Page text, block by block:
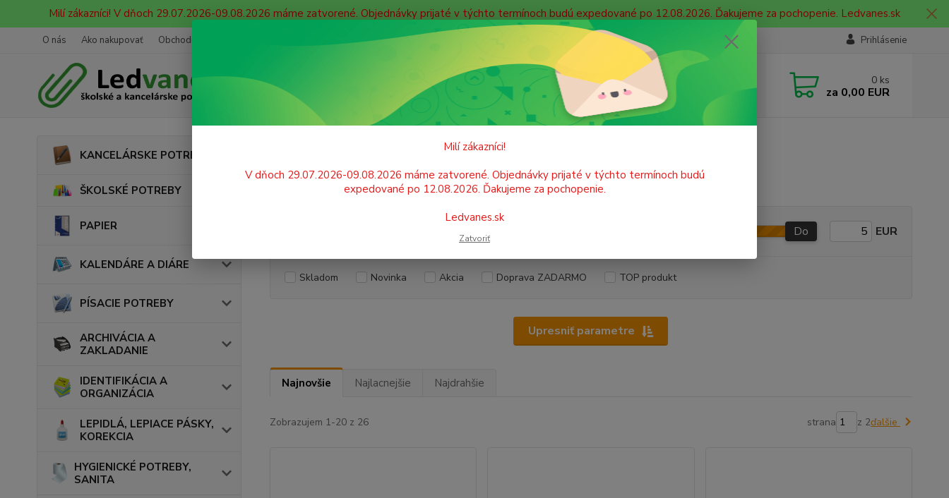
Milí zákazníci! V dňoch 29.07.2026-09.08.2026 máme zatvorené. Objednávky prijaté v týchto termínoch budú expedované po 12.08.2026. Ďakujeme za pochopenie. Ledvanes.sk
O nás Ako nakupovať Obchodné podmienky Ochrana osobných údajov Doprava Prihlásenie
Hľadať
Neviete si rady? Zavolajte.
+421 908 755 958
Po. - Pia. od 9:00 hod. - 16:00 hod.
0 ks
za 0,00 EUR
KANCELÁRSKE POTREBY
ŠKOLSKÉ POTREBY
PAPIER
KALENDÁRE A DIÁRE
PÍSACIE POTREBY
ARCHIVÁCIA A
ZAKLADANIE
IDENTIFIKÁCIA A
ORGANIZÁCIA
LEPIDLÁ, LEPIACE PÁSKY,
KOREKCIA
HYGIENICKÉ POTREBY,
SANITA
OBALOVÝ MATERIÁL, VRECIA, TAŠKY Darčekové tašky
Darčekové tašky
Upresniť parametre
Do EUR
Skladom Novinka Akcia Doprava ZADARMO TOP produkt
Najnovšie Najlacnejšie Najdrahšie
Zobrazujem 1-20 z 26 strana z 2ďalšie
Milí zákazníci!
V dňoch 29.07.2026-09.08.2026 máme zatvorené. Objednávky prijaté v týchto termínoch budú
expedované po 12.08.2026. Ďakujeme za pochopenie.
Ledvanes.sk
Zatvoriť